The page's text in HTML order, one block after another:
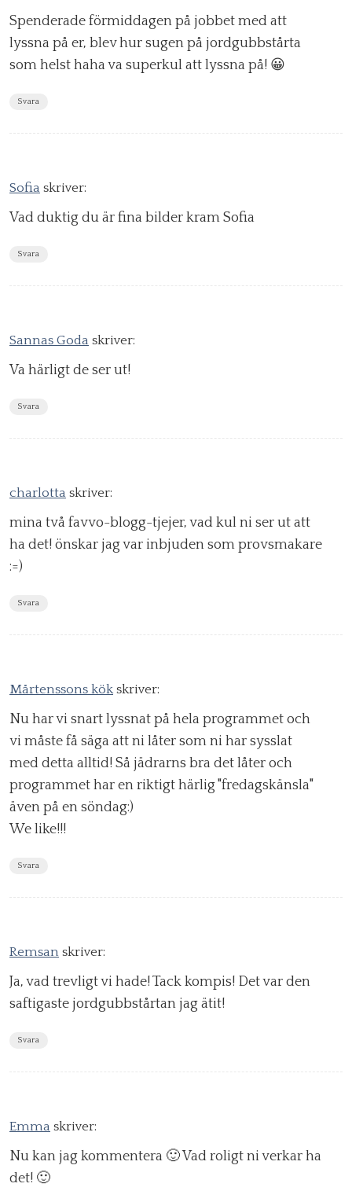
Spenderade förmiddagen på jobbet med att
lyssna på er, blev hur sugen på jordgubbstårta
som helst haha va superkul att lyssna på! 😀
Svara
Sofia skriver:
Vad duktig du är fina bilder kram Sofia
Svara
Sannas Goda skriver:
Va härligt de ser ut!
Svara
charlotta skriver:
mina två favvo-blogg-tjejer, vad kul ni ser ut att
ha det! önskar jag var inbjuden som provsmakare
:=)
Svara
Mårtenssons kök skriver:
Nu har vi snart lyssnat på hela programmet och
vi måste få säga att ni låter som ni har sysslat
med detta alltid! Så jädrarns bra det låter och
programmet har en riktigt härlig "fredagskänsla"
även på en söndag:)
We like!!!
Svara
Remsan skriver:
Ja, vad trevligt vi hade! Tack kompis! Det var den
saftigaste jordgubbstårtan jag ätit!
Svara
Emma skriver:
Nu kan jag kommentera 🙂 Vad roligt ni verkar ha
det! 🙂